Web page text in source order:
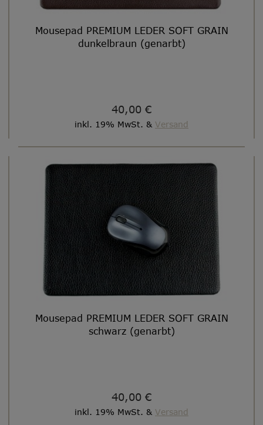
Mousepad PREMIUM LEDER SOFT GRAIN
dunkelbraun (genarbt)
40,00 €
inkl. 19% MwSt. & Versand
Mousepad PREMIUM LEDER SOFT GRAIN
schwarz (genarbt)
40,00 €
inkl. 19% MwSt. & Versand